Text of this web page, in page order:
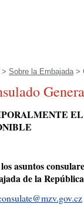
> Sobre la Embajada>
EL
asuntos
de la